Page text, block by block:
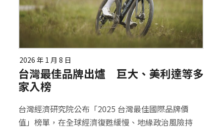
2026 年 1 月 8 日
台灣最佳品牌出爐 巨大、美利達等多
家入榜
台灣經濟研究院公布「2025 台灣最佳國際品牌價
值」榜單，在全球經濟復甦緩慢、地緣政治風險持